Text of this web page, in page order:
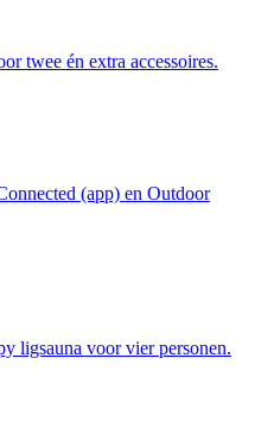
twee én extra accessoires.
(app) en Outdoor
ligsauna voor vier personen.